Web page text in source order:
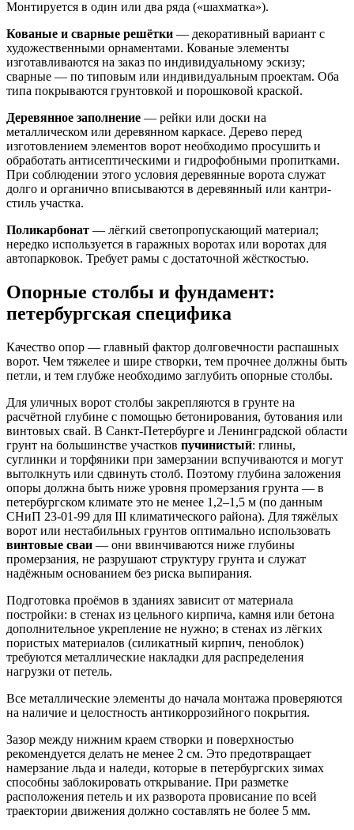
Монтируется в один или два ряда («шахматка»).
Кованые и сварные решётки — декоративный вариант с
художественными орнаментами. Кованые элементы
изготавливаются на заказ по индивидуальному эскизу;
сварные — по типовым или индивидуальным проектам. Оба
типа покрываются грунтовкой и порошковой краской.
Деревянное заполнение — рейки или доски на
металлическом или деревянном каркасе. Дерево перед
изготовлением элементов ворот необходимо просушить и
обработать антисептическими и гидрофобными пропитками.
При соблюдении этого условия деревянные ворота служат
долго и органично вписываются в деревянный или кантри-
стиль участка.
Поликарбонат — лёгкий светопропускающий материал;
нередко используется в гаражных воротах или воротах для
автопарковок. Требует рамы с достаточной жёсткостью.
Опорные столбы и фундамент:
петербургская специфика
Качество опор — главный фактор долговечности распашных
ворот. Чем тяжелее и шире створки, тем прочнее должны быть
петли, и тем глубже необходимо заглубить опорные столбы.
Для уличных ворот столбы закрепляются в грунте на
расчётной глубине с помощью бетонирования, бутования или
винтовых свай. В Санкт-Петербурге и Ленинградской области
грунт на большинстве участков пучинистый: глины,
суглинки и торфяники при замерзании вспучиваются и могут
вытолкнуть или сдвинуть столб. Поэтому глубина заложения
опоры должна быть ниже уровня промерзания грунта — в
петербургском климате это не менее 1,2–1,5 м (по данным
СНиП 23-01-99 для III климатического района). Для тяжёлых
ворот или нестабильных грунтов оптимально использовать
винтовые сваи — они ввинчиваются ниже глубины
промерзания, не разрушают структуру грунта и служат
надёжным основанием без риска выпирания.
Подготовка проёмов в зданиях зависит от материала
постройки: в стенах из цельного кирпича, камня или бетона
дополнительное укрепление не нужно; в стенах из лёгких
пористых материалов (силикатный кирпич, пеноблок)
требуются металлические накладки для распределения
нагрузки от петель.
Все металлические элементы до начала монтажа проверяются
на наличие и целостность антикоррозийного покрытия.
Зазор между нижним краем створки и поверхностью
рекомендуется делать не менее 2 см. Это предотвращает
намерзание льда и наледи, которые в петербургских зимах
способны заблокировать открывание. При разметке
расположения петель и их разворота провисание по всей
траектории движения должно составлять не более 5 мм.